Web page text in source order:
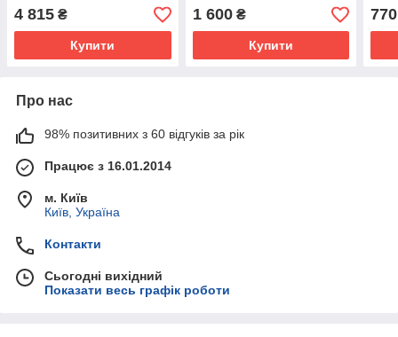
4 815 ₴
Купити
1 600₴
Купити
770
Про нас
98% позитивних з 60 відгуків за рік
Працює з 16.01.2014
м. Київ
Київ, Україна
Контакти
Сьогодні вихідний
Показати весь графік роботи